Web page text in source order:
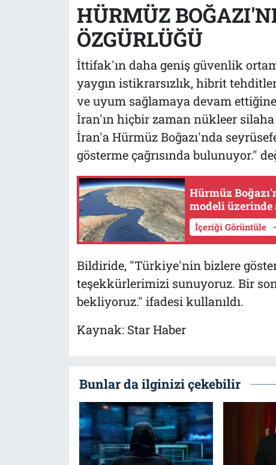
HÜRMÜZ
ÖZGÜRLÜĞÜ
İttifak'ın daha geniş güvenlik
yaygın istikrarsızlık, hibrit
ve uyum sağlamaya devam
İran'ın hiçbir zaman nükleer
İran'a Hürmüz Boğazı'nda
gösterme çağrısında bulunuyor."
Hürmüz
modeli üzerinde
İçeriği Görüntüle
Bildiride, "Türkiye'nin bizlere
teşekkürlerimizi sunuyoruz. Bir
bekliyoruz." ifadesi kullanıldı.
Kaynak: Star Haber
Bunlar da ilginizi çekebilir